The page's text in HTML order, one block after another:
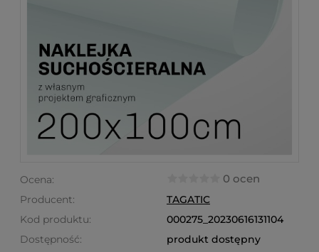
Ocena: 0 ocen
Producent:
TAGATIC
Kod produktu:
000275_20230616131104
Dostępność:
produkt dostępny